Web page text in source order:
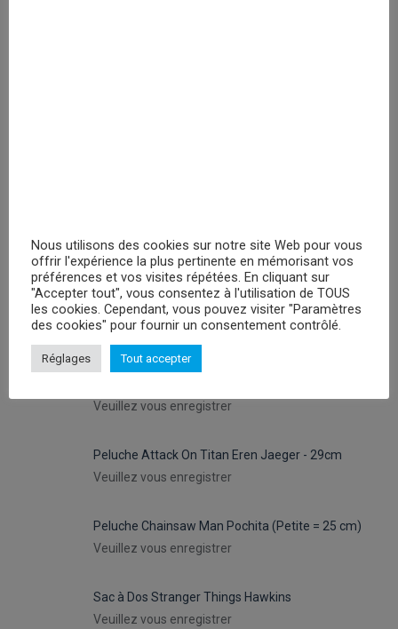
PROMOTIONS
Peluches Hello Kitty Keroppy- 30cm
Veuillez vous enregistrer
Veuillez vous enregistrer
Peluche Attack On Titan Eren Jaeger - 29cm
Veuillez vous enregistrer
Peluche Chainsaw Man Pochita (Petite = 25 cm)
Veuillez vous enregistrer
Sac à Dos Stranger Things Hawkins
Veuillez vous enregistrer
Nous utilisons des cookies sur notre site Web pour vous
offrir l'expérience la plus pertinente en mémorisant vos
préférences et vos visites répétées. En cliquant sur
"Accepter tout", vous consentez à l'utilisation de TOUS
les cookies. Cependant, vous pouvez visiter "Paramètres
des cookies" pour fournir un consentement contrôlé.
Réglages Tout accepter